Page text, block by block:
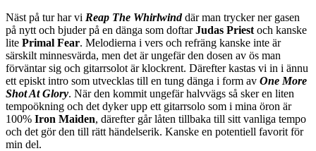
Näst på tur har vi Reap The Whirlwinddär man trycker ner gasen
på nytt och bjuder på en dänga som doftarJudas Priest och kanske
lite Primal Fear. Melodierna i vers och refräng kanske inte är
särskilt minnesvärda, men det är ungefär den dosen av ös man
förväntar sig och gitarrsolot är klockrent. Därefter kastas vi in i ännu
ett episkt intro som utvecklas till en tung dänga i form av One More
Shot At Glory. När den kommit ungefär halvvägs så sker en liten
tempoökning och det dyker upp ett gitarrsolo som i mina öron är
100% Iron Maiden, därefter går låten tillbaka till sitt vanliga tempo
och det gör den till rätt händelserik. Kanske en potentiell favorit för
min del.